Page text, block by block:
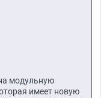
модульную
имеет новую